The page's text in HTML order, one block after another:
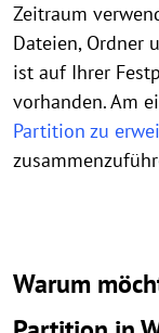
Zeitraum
Dateien, Ordner
ist auf Ihrer
vorhanden. Am
Partition zu
Warum